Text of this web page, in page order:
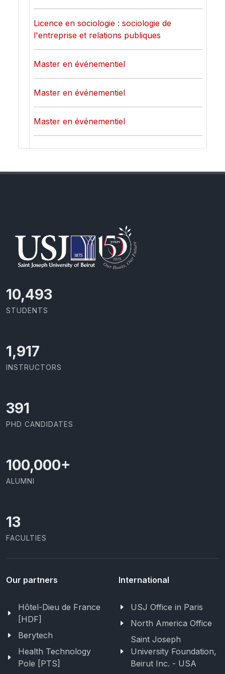
Licence en sociologie : sociologie de
l'entreprise et relations publiques
Master en événementiel
Master en événementiel
Master en événementiel
11,727
STUDENTS
2,142
INSTRUCTORS
437
PHD CANDIDATES
100,000+
ALUMNI
13
FACULTIES
Our partners
Hôtel-Dieu de France
[HDF]
Berytech
Health Technology
Pole [PTS]
International
USJ Office in Paris
North America Office
Saint Joseph
University Foundation,
Beirut Inc. - USA